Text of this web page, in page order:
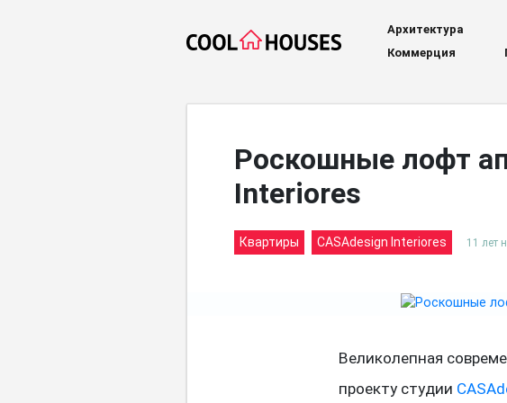
Архитектура
Коммерция
Роскошные лофт
Interiores
Квартиры CASAdesign Interiores 11 лет
Великолепная
проекту студии